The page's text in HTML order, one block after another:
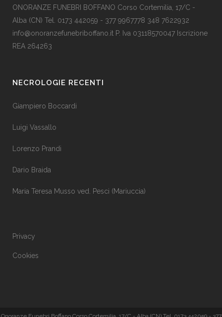
ONORANZE FUNEBRI BOFFANO Corso Cortemilia, 17/C -
Alba (CN) Tel. 0173 442059 - 377 9967778 348 7622932
info@onoranzefunebriboffano.it P. Iva 03118570047 Iscrizione
REA 264263
NECROLOGIE RECENTI
Giampiero Boccardi
Luigi Vassallo
Lorenzo Prandi
Dario Braida
Maria Teresa Musso ved. Pesci (Mariuccia)
Privacy
Cookies